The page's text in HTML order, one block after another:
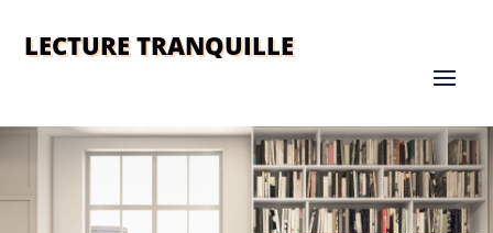
LECTURE TRANQUILLE